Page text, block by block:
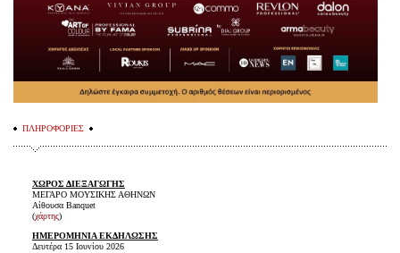
ΠΛΗΡΟΦΟΡΙΕΣ
ΧΩΡΟΣ ΔΙΕΞΑΓΩΓΗΣ
ΜΕΓΑΡΟ ΜΟΥΣΙΚΗΣ ΑΘΗΝΩΝ
Αίθουσα Banquet
(χάρτης)
ΗΜΕΡΟΜΗΝΙΑ ΕΚΔΗΛΩΣΗΣ
Δευτέρα 15 Ιουνίου 2026